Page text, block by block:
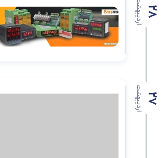
جانبی اتوماسیون
28 اردیبهشت
27 اردیبهشت